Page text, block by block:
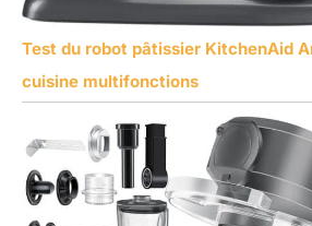
Test du robot pâtissier KitchenAid
cuisine multifonctions